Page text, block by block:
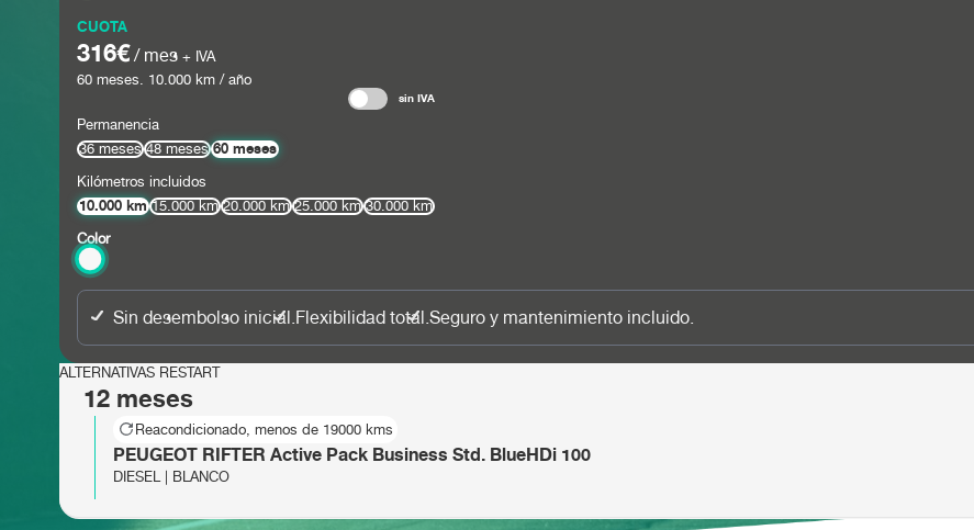
CUOTA
316€/ mes + IVA
60meses. 10.000km / año
sin IVA
Permanencia
36 meses
48 meses 60 meses
Kilómetros incluidos
10.000 km 15.000 km 20.000 km 25.000 km
30.000 km
Color
Sin desembolso inicial.Flexibilidad total.Seguro y mantenimiento incluido.
ALTERNATIVAS RESTART
12 meses
Reacondicionado, menos de 19000 kms
PEUGEOT RIFTER Active Pack Business Std. BlueHDi 100
DIESEL | BLANCO